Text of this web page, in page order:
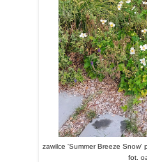
zawilce 'Summer Breeze Snow'
fot.